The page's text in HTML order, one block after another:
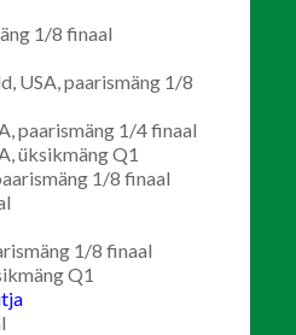
1/8 finaal
USA, paarismäng 1/8
paarismäng 1/4 finaal
üksikmäng Q1
1/8 finaal
1/8 finaal
Q1